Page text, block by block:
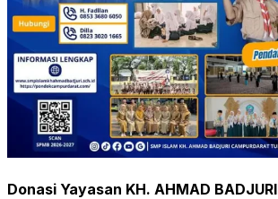
Donasi Yayasan KH. AHMAD BADJURI